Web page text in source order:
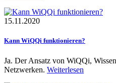
15.11.2020
Kann WiQQi funktionieren?
Ja. Der Ansatz von WiQQi,
Netzwerken. Weiterlesen